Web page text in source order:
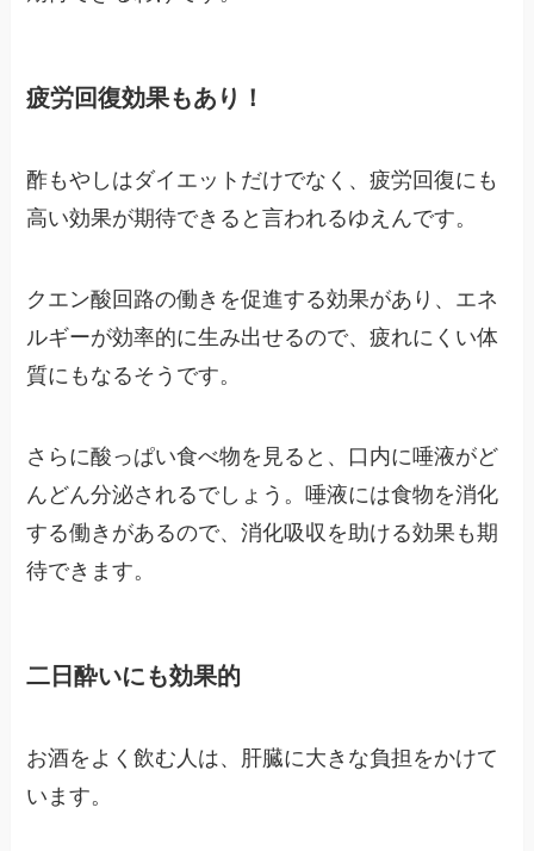
疲労回復効果もあり！
酢もやしはダイエットだけでなく、疲労回復にも
高い効果が期待できると言われるゆえんです。
クエン酸回路の働きを促進する効果があり、エネ
ルギーが効率的に生み出せるので、疲れにくい体
質にもなるそうです。
さらに酸っぱい食べ物を見ると、口内に唾液がど
んどん分泌されるでしょう。唾液には食物を消化
する働きがあるので、消化吸収を助ける効果も期
待できます。
二日酔いにも効果的
お酒をよく飲む人は、肝臓に大きな負担をかけて
います。